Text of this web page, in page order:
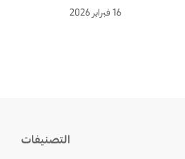
16 فبراير 2026
التصنيفات